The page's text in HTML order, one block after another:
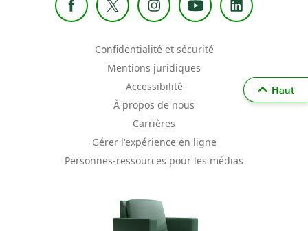
Confidentialité et sécurité
Mentions juridiques
Accessibilité
À propos de nous
Carrières
Gérer l'expérience en ligne
Personnes-ressources pour les médias
Haut